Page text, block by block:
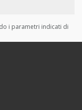
i parametri indicati di